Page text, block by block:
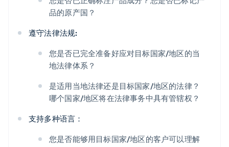
品的原产国？
遵守法律法规:
您是否已完全准备好应对目标国家/地区的当
地法律体系？
是适用当地法律还是目标国家/地区的法律？
哪个国家/地区将在法律事务中具有管辖权？
支持多种语言：
您是否能够用目标国家/地区的客户可以理解